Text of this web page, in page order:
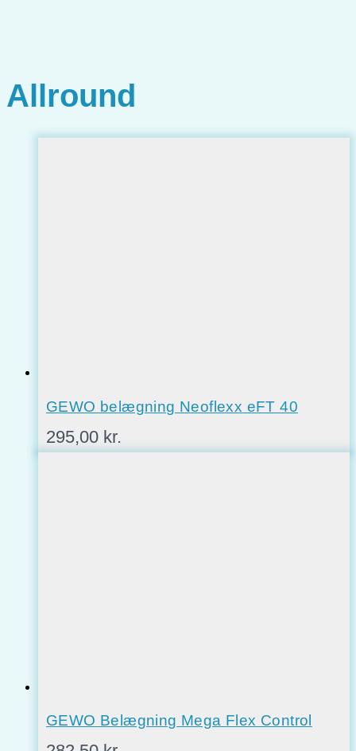
Allround
GEWO belægning Neoflexx eFT 40
295,00 kr.
GEWO Belægning Mega Flex Control